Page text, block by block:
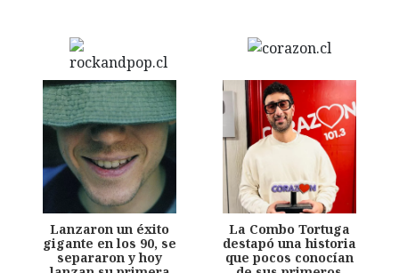
Lanzaron un éxito
gigante en los 90, se
separaron y hoy
La Combo Tortuga
destapó una historia
que pocos conocían